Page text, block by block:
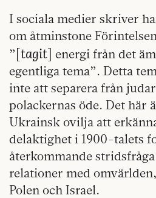
I sociala medier skriver
om åtminstone
”[tagit] energi från det
egentliga tema”. Detta
inte att separera från
polackernas öde. Det här
Ukrainsk ovilja att
delaktighet i 1900-talets
återkommande
relationer med
Polen och Israel.